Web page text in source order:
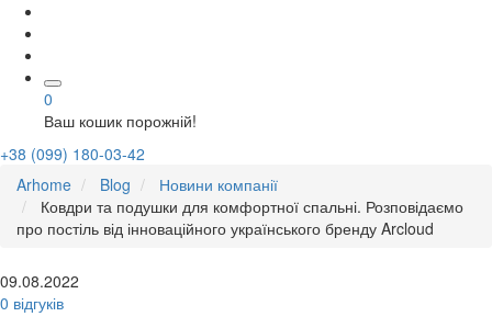
0
Ваш кошик порожній!
+38 (099) 180-03-42
Arhome
Blog
Новини компанії
Ковдри та подушки для комфортної спальні. Розповідаємо
про постіль від інноваційного українського бренду Arcloud
09.08.2022
0 відгуків